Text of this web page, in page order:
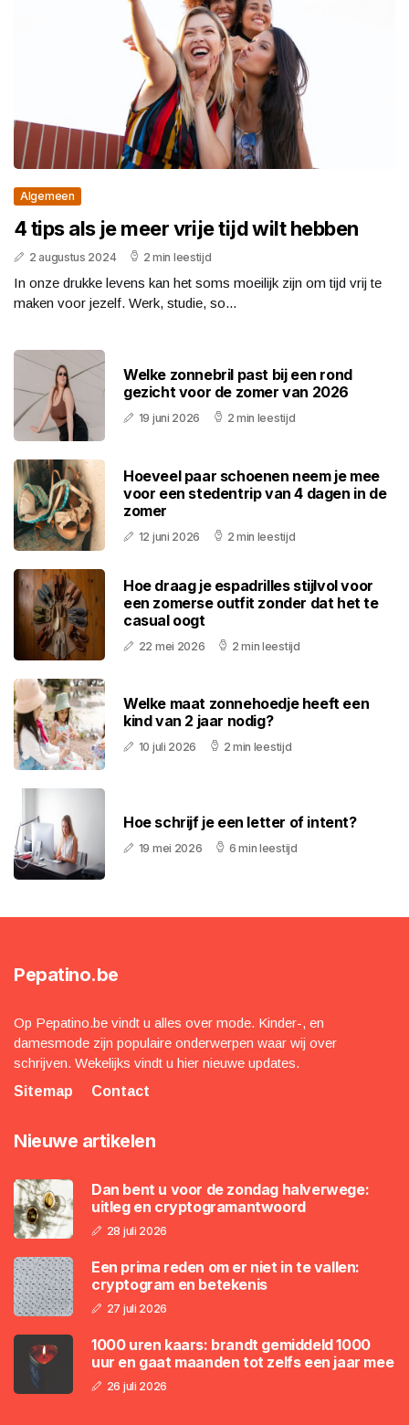
Algemeen
4 tips als je meer vrije tijd wilt hebben
2 augustus 2024 2 min leestijd
In onze drukke levens kan het soms moeilijk zijn om tijd vrij te
maken voor jezelf. Werk, studie, so...
Welke zonnebril past bij een rond
gezicht voor de zomer van 2026
19 juni 2026 2 min leestijd
Hoeveel paar schoenen neem je mee
voor een stedentrip van 4 dagen in de
zomer
12 juni 2026 2 min leestijd
Hoe draag je espadrilles stijlvol voor
een zomerse outfit zonder dat het te
casual oogt
22 mei 2026 2 min leestijd
Welke maat zonnehoedje heeft een
kind van 2 jaar nodig?
10 juli 2026 2 min leestijd
Hoe schrijf je een letter of intent?
19 mei 2026 6 min leestijd
Pepatino.be
Op Pepatino.be vindt u alles over mode. Kinder-, en
damesmode zijn populaire onderwerpen waar wij over
schrijven. Wekelijks vindt u hier nieuwe updates.
Sitemap
Contact
Nieuwe artikelen
Dan bent u voor de zondag halverwege:
uitleg en cryptogramantwoord
28 juli 2026
Een prima reden om er niet in te vallen:
cryptogram en betekenis
27 juli 2026
1000 uren kaars: brandt gemiddeld 1000
uur en gaat maanden tot zelfs een jaar mee
26 juli 2026